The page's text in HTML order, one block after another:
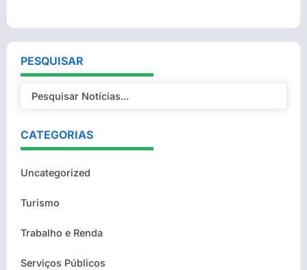
PESQUISAR
CATEGORIAS
Uncategorized
Turismo
Trabalho e Renda
Serviços Públicos